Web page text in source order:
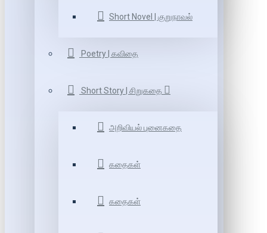
Short Novel | குறுநாவல்
Poetry | கவிதை
Short Story | சிறுகதை
அறிவியல் புனைகதை
கதைகள்
கதைகள்